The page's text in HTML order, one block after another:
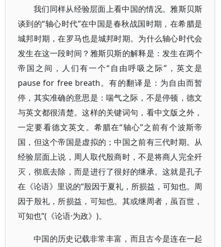
我们同样从经验层面上看中国的情况。雅斯贝斯
谈到的“轴心时代”在中国是春秋战国时期，在希腊是
城邦时期，在罗马也是城邦时期。为什么轴心时代会
发生在这一段时间？雅斯贝斯的解释是：发生在两个
帝国之间，人们有一个“自由呼吸之际”，英文是
pause for free breath。有的翻译是：为自由而暂
停，其实准确的意思是：喘气之际，不是停顿，德文
与英文都很清楚。这样的关键词句，看中文版之外，
一定要看德文英文。希腊在“轴心”之前有个波斯帝
国，但这个帝国是虚拟的；中国之前有三代时期。从
经验层面上说，周人取代殷商时，不是将商人完全歼
灭，彻底去除，而是进行了很好的继承。这就是孔子
在《论语》里说的“殷因于夏礼，所损益，可知也。周
因于殷礼，所损益，可知也。其或继周者，虽百世，
可知也”(《论语·为政》)。
中国的历史记载非常丰富，而且古今是连在一起